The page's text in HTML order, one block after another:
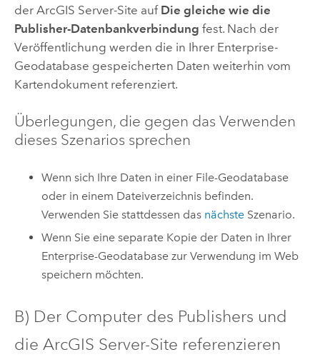
der ArcGIS Server-Site auf Die gleiche wie die
Publisher-Datenbankverbindung fest. Nach der
Veröffentlichung werden die in Ihrer Enterprise-
Geodatabase gespeicherten Daten weiterhin vom
Kartendokument referenziert.
Überlegungen, die gegen das Verwenden
dieses Szenarios sprechen
Wenn sich Ihre Daten in einer File-Geodatabase
oder in einem Dateiverzeichnis befinden.
Verwenden Sie stattdessen das nächste Szenario.
Wenn Sie eine separate Kopie der Daten in Ihrer
Enterprise-Geodatabase zur Verwendung im Web
speichern möchten.
B) Der Computer des Publishers und
die ArcGIS Server-Site referenzieren